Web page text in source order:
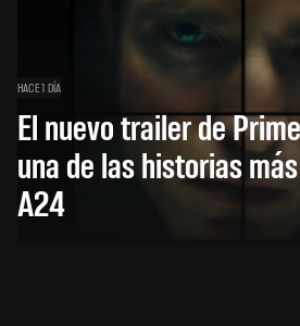
HACE 1 DÍA
El nuevo trailer de
una de las historias
A24